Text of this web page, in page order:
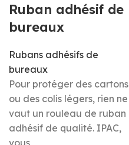
Ruban adhésif de
bureaux
Rubans adhésifs de
bureaux
Pour protéger des cartons
ou des colis légers, rien ne
vaut un rouleau de ruban
adhésif de qualité. IPAC,
vous